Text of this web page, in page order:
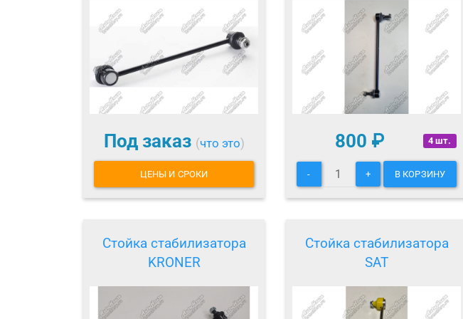
Под заказ (что это)
ЦЕНЫ И СРОКИ
4 шт.
800 ₽
- + В КОРЗИНУ
Стойка стабилизатора
KRONER
Стойка стабилизатора
SAT